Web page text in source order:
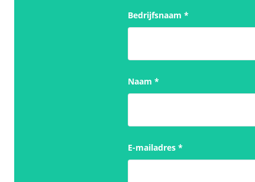
Bedrijfsnaam *
Naam *
E-mailadres *